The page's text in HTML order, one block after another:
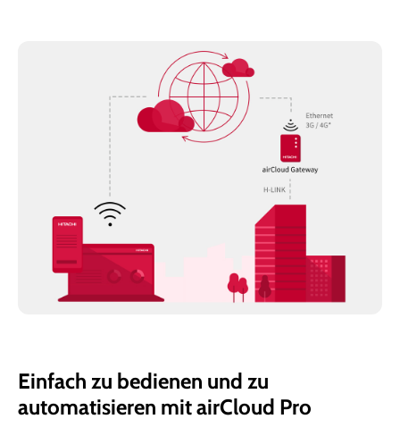
Einfach zu bedienen und zu
automatisieren mit airCloud Pro